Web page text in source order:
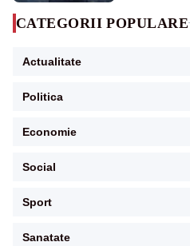
CATEGORII POPULARE
Actualitate
Politica
Economie
Social
Sport
Sanatate